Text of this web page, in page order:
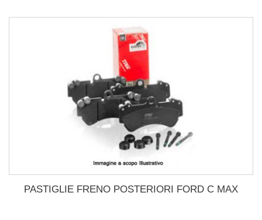
PASTIGLIE FRENO POSTERIORI FORD C MAX